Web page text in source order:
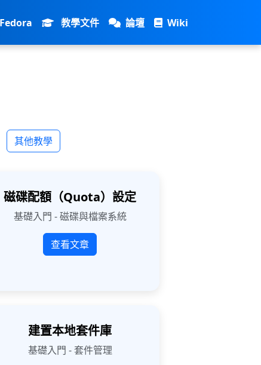
教學文件 論壇 Wiki
其他教學
磁碟配額（Quota）設定
基礎入門 - 磁碟與檔案系統
查看文章
建置本地套件庫
基礎入門 - 套件管理